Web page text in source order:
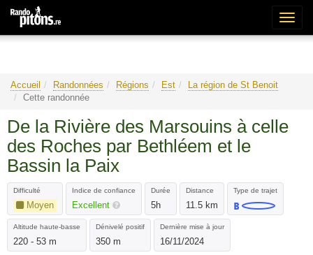
Accueil Randonnées Régions Est
La région de St Benoit
Cette randonnée
De la Rivière des Marsouins à celle
des Roches par Bethléem et le
Bassin la Paix
Difficulté
Moyen
Indice de confiance
Excellent
Durée
5h
Distance
11.5 km
Type de trajet
Altitude haute-basse
220 - 53 m
Dénivelé positif
350 m
Dernière mise à jour
16/11/2024